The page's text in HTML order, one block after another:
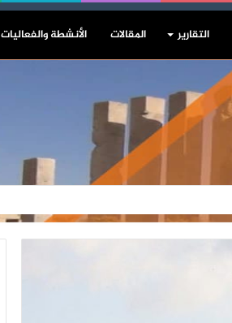
التقارير المقالات الأنشطة والفعاليات